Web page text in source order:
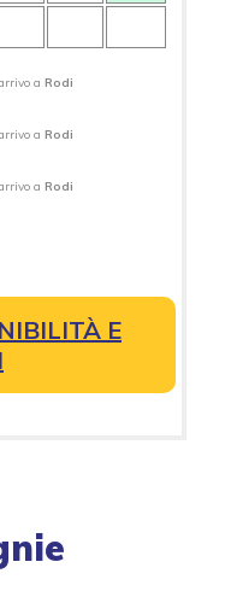
aRodi
aRodi
aRodi
E